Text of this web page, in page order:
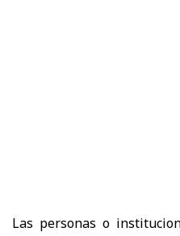
Las personas o